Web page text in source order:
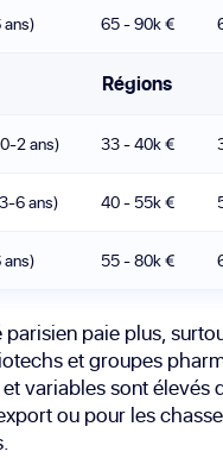
ans) 65 - 90k €
Régions
2 ans) 33 - 40k €
6 ans) 40 - 55k €
ans) 55 - 80k €
parisien paie plus,
et groupes
variables sont élevés
ou pour les